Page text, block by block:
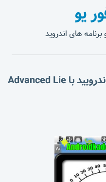
یو
برنامه های اندروید
اپلیکشن دروغ سنج برای اندرویید با Advanced Lie